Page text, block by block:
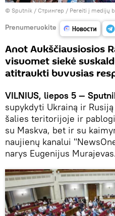
© Sputnik / Стрингер / Pereiti į medijų
Prenumeruokite
Anot Aukščiausiosios
visuomet siekė
atitraukti buvusias
VILNIUS, liepos 5 —
supykdyti Ukrainą ir
šalies teritorijoje ir
su Maskva, bet ir su
naujienų kanalui
narys Eugenijus